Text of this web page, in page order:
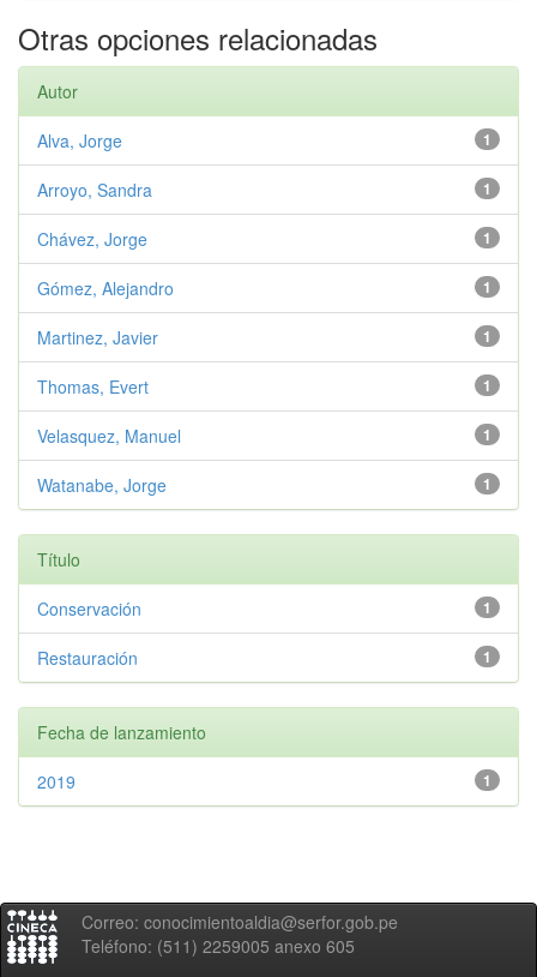
Otras opciones relacionadas
Autor
1
Alva, Jorge
1
Arroyo, Sandra
1
Chávez, Jorge
1
Gómez, Alejandro
1
Martinez, Javier
1
Thomas, Evert
1
Velasquez, Manuel
1
Watanabe, Jorge
Título
1
Conservación
1
Restauración
Fecha de lanzamiento
1
2019
Correo: conocimientoaldia@serfor.gob.pe
Teléfono: (511) 2259005 anexo 605